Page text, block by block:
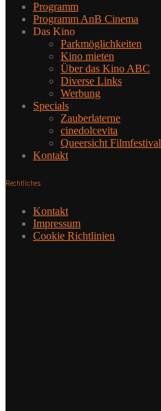
Programm
Programm AnB Cinema
Das Kino
Parkmöglichkeiten
Kino mieten
Über das Kino ABC
Diverse Links
Werbung
Specials
Zauberlaterne
cinedolcevita
Queersicht Filmfestival
Kontakt
Rechtliches
Kontakt
Impressum
Cookie Richtlinien